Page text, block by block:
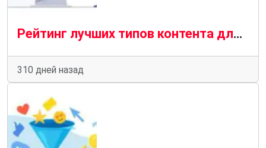
Рейтинг лучших типов контента для генерации лидов
310 дней назад